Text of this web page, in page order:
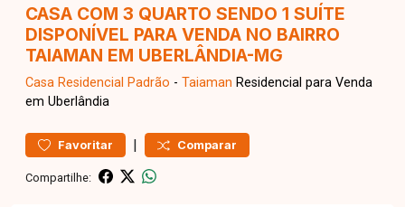
CASA COM 3 QUARTO SENDO 1 SUÍTE
DISPONÍVEL PARA VENDA NO BAIRRO
TAIAMAN EM UBERLÂNDIA-MG
Casa Residencial Padrão - Taiaman Residencial para Venda
em Uberlândia
Favoritar | Comparar
Compartilhe: